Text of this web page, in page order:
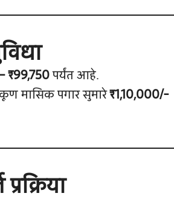
₹99,750पर्यंत आहे.
मासिक पगार सुमारे₹1,10,000/-